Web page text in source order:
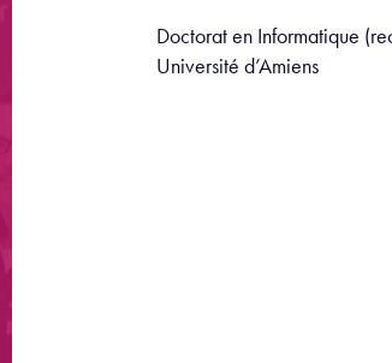
Doctorat en Informatique
Université d’Amiens